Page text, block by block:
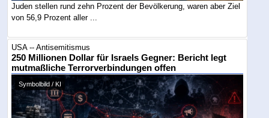
Juden stellen rund zehn Prozent der Bevölkerung, waren aber Ziel
von 56,9 Prozent aller ...
USA -- Antisemitismus
250 Millionen Dollar für Israels Gegner: Bericht legt
mutmaßliche Terrorverbindungen offen
Symbolbild / KI